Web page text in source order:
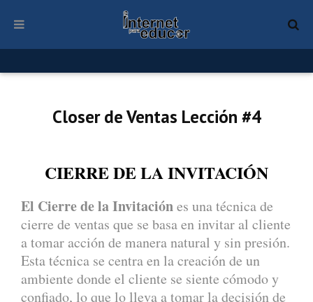
Closer de Ventas Lección #4
CIERRE DE LA INVITACIÓN
El Cierre de la Invitaciónes una técnica de
cierre de ventas que se basa en invitar al cliente
a tomar acción de manera natural y sin presión.
Esta técnica se centra en la creación de un
ambiente donde el cliente se siente cómodo y
confiado, lo que lo lleva a tomar la decisión de